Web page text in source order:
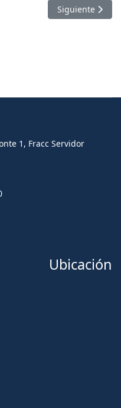
GRADUACIÓN DE UNA
Artículo
Siguiente
1, Fracc Servidor
Ubicación